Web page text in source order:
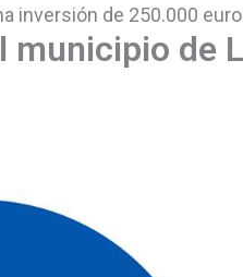
inversión de 250.000
de